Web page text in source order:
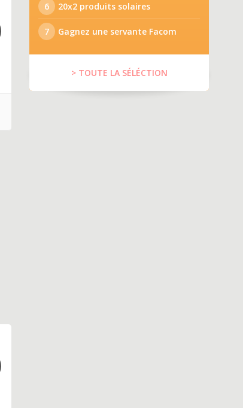
6 20x2 produits solaires
7 Gagnez une servante Facom
> TOUTE LA SÉLÉCTION